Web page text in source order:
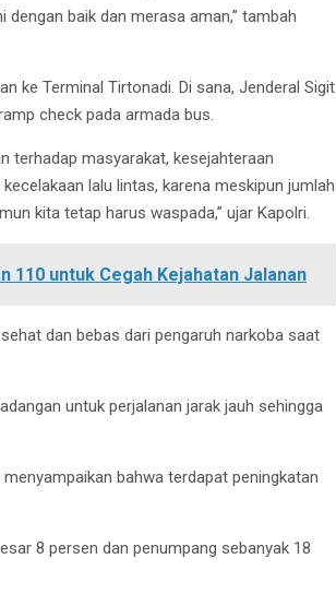
baik dan merasa aman,” tambah
ke Terminal Tirtonadi. Di sana, Jenderal Sigit
check pada armada bus.
terhadap masyarakat, kesejahteraan
lalu lintas, karena meskipun jumlah
kita tetap harus waspada,” ujar Kapolri.
110 untuk Cegah Kejahatan Jalanan
dan bebas dari pengaruh narkoba saat
untuk perjalanan jarak jauh sehingga
bahwa terdapat peningkatan
8 persen dan penumpang sebanyak 18